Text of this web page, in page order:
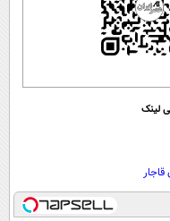
لینک
قاجار